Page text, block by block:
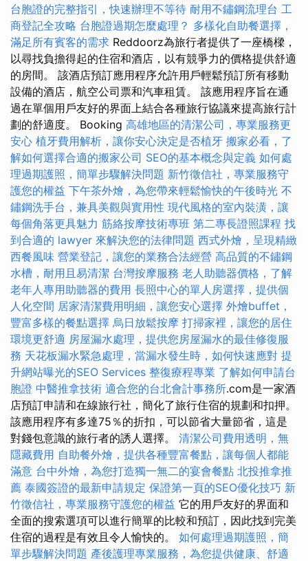
台胞證的完整指引，快速辦理不等待 耐用不鏽鋼流理台 工
商登記全攻略 台胞證過期怎麼處理？ 多樣化自助餐選擇，
滿足所有賓客的需求 Reddoorz為旅行者提供了一座橋樑，
以尋找負擔得起的住宿和酒店，以有競爭力的價格提供舒適
的房間。 該酒店預訂應用程序允許用戶輕鬆預訂所有移動
設備的酒店，航空公司票和汽車租賃。 該應用程序旨在通
過在單個用戶友好的界面上結合各種旅行協議來提高旅行計
劃的舒適度。 Booking 高雄地區的清潔公司，專業服務更
安心 植牙費用解析，讓你安心決定是否植牙 搬家必看，了
解如何選擇合適的搬家公司 SEO的基本概念與定義 如何處
理過期護照，簡單步驟解決問題 新竹徵信社，專業服務守
護您的權益 下午茶外燴，為您帶來輕鬆愉快的午後時光 不
鏽鋼洗手台，兼具美觀與實用性 現代風格的室內裝潢，讓
每個角落更具魅力 筋絡按摩技術專班 第二專長證照課程 找
到合適的 lawyer 來解決您的法律問題 西式外燴，呈現精緻
西餐風味 營業登記，讓您的業務合法經營 高品質的不鏽鋼
水槽，耐用且易清潔 台灣按摩服務 老人助聽器價格，了解
老年人專用助聽器的費用 長照中心的單人房選擇，提供個
人化空間 居家清潔費用明細，讓您安心選擇 外燴buffet，
豐富多樣的餐點選擇 烏日放鬆按摩 打掃家裡，讓您的居住
環境更舒適 房屋漏水處理，提供您房屋漏水的最佳修復服
務 天花板漏水緊急處理，當漏水發生時，如何快速應對 提
升網站曝光的SEO Services 整復療程專業 了解如何申請台
胞證 中醫推拿技術 適合您的台北會計事務所.com是一家酒
店預訂申請和在線旅行社，簡化了旅行住宿的規劃和扣押。
該應用程序有多達75％的折扣，可以節省大量節省，這是
對錢包意識的旅行者的誘人選擇。 清潔公司費用透明，無
隱藏費用 自助餐外燴，提供各種豐富餐點，讓每個人都能
滿意 台中外燴，為您打造獨一無二的宴會餐點 北投推拿推
薦 泰國簽證的最新申請規定 保證第一頁的SEO優化技巧 新
竹徵信社，專業服務守護您的權益 它的用戶友好的界面和
全面的搜索選項可以進行簡單的比較和預訂，因此找到完美
住宿的過程是有效且令人愉快的。 如何處理過期護照，簡
單步驟解決問題 產後護理專業服務，為您提供健康、舒適